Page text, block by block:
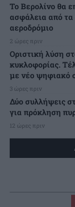
Το Βερολίνο θα
ασφάλεια από τα
αεροδρόμιο
2 ώρες πριν
Οριστική λύση
κυκλοφορίας.
με νέο ψηφιακό
3 ώρες πριν
Δύο συλλήψεις
για πρόκληση
12 ώρες πριν